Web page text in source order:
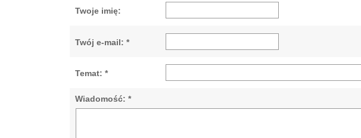
Twoje imię:
Twój e-mail: *
Temat: *
Wiadomość: *